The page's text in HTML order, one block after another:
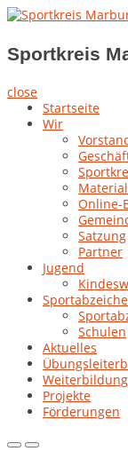
Skip
content
Sportkreis Marburg
Sportkreis
close
Startseite
Wir
Online-
Satzung
Partner
Jugend
Schulen
Aktuelles
Weiterbildung
Projekte
Förderungen
PrimaryPrimary